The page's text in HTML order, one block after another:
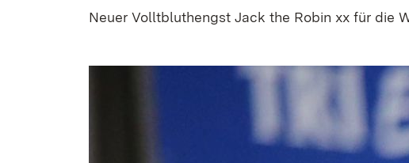
Neuer Volltbluthengst Jack the Robin xx für die